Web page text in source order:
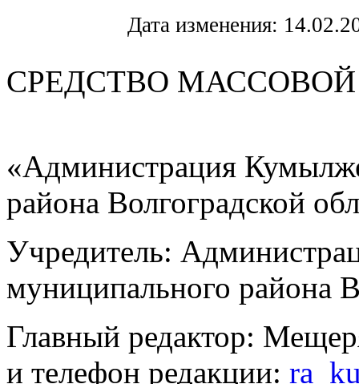
Дата изменения:
СРЕДСТВО
«Администрация
района Волгоградской
Учредитель:
муниципального района
Главный редактор:
и телефон редакции: